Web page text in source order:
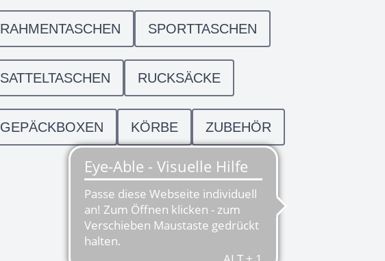
RAHMENTASCHEN SPORTTASCHEN
SATTELTASCHEN RUCKSÄCKE
GEPÄCKBOXEN KÖRBE ZUBEHÖR